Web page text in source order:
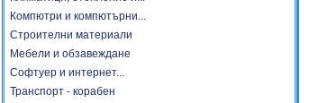
Компютри и компютърни...
Строителни материали
Мебели и обзавеждане
Софтуер и интернет...
Транспорт - корабен